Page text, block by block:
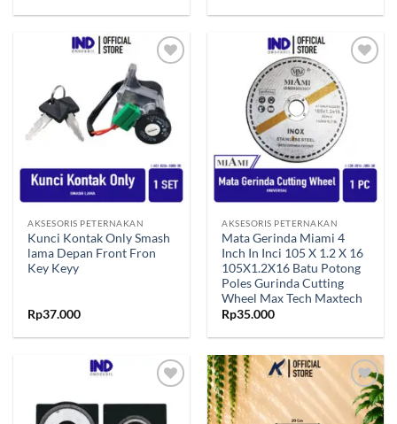
Tambahkan
ke Wishlist
AKSESORIS PETERNAKAN
Kunci Kontak Only Smash
lama Depan Front Fron
Key Keyy
Rp37.000
Tambahkan
ke Wishlist
AKSESORIS PETERNAKAN
Mata Gerinda Miami 4
Inch In Inci 105 X 1.2 X 16
105X1.2X16 Batu Potong
Poles Gurinda Cutting
Wheel Max Tech Maxtech
Rp35.000
Tambahkan
ke Wishlist